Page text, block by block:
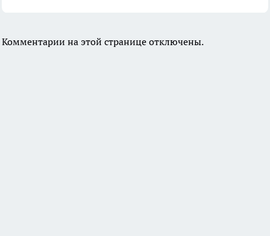
Комментарии на этой странице отключены.